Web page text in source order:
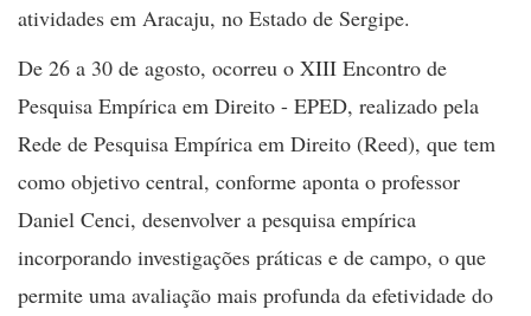
atividades em Aracaju, no Estado de Sergipe.
De 26 a 30 de agosto, ocorreu o XIII Encontro de
Pesquisa Empírica em Direito - EPED, realizado pela
Rede de Pesquisa Empírica em Direito (Reed), que tem
como objetivo central, conforme aponta o professor
Daniel Cenci, desenvolver a pesquisa empírica
incorporando investigações práticas e de campo, o que
permite uma avaliação mais profunda da efetividade do